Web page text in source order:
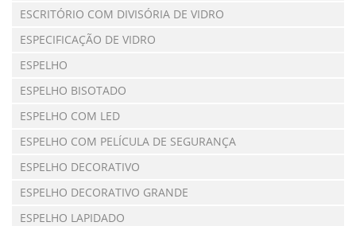
ESCRITÓRIO COM DIVISÓRIA DE VIDRO
ESPECIFICAÇÃO DE VIDRO
ESPELHO
ESPELHO BISOTADO
ESPELHO COM LED
ESPELHO COM PELÍCULA DE SEGURANÇA
ESPELHO DECORATIVO
ESPELHO DECORATIVO GRANDE
ESPELHO LAPIDADO